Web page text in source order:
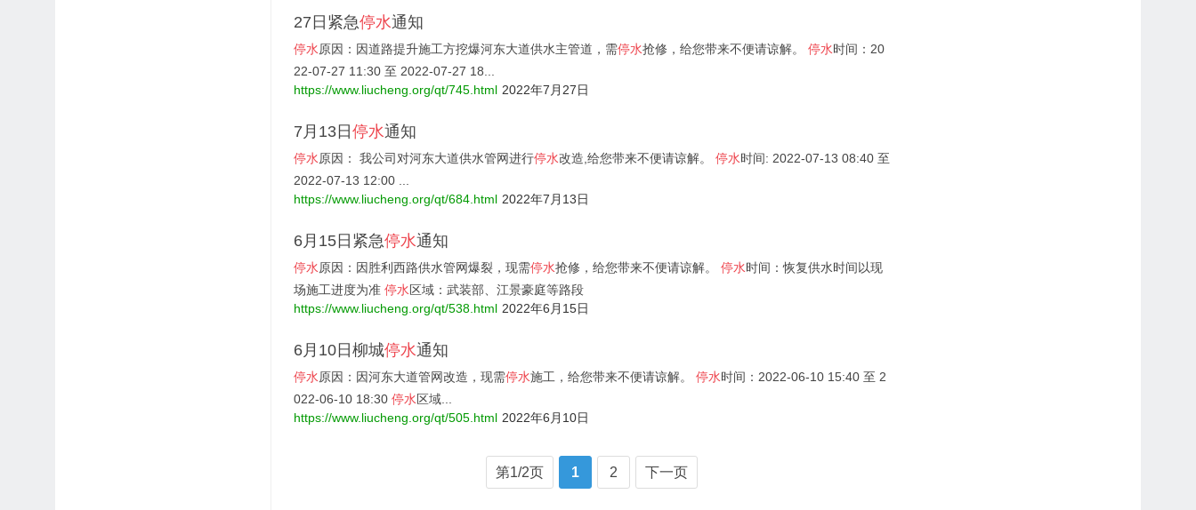
27日紧急停水通知
停水原因：因道路提升施工方挖爆河东大道供水主管道，需停水抢修，给您带来不便请谅解。 停水时间：20
22-07-27 11:30 至 2022-07-27 18...
https://www.liucheng.org/qt/745.html 2022年7月27日
7月13日 停水通知
停水原因： 我公司对河东大道供水管网进行停水改造,给您带来不便请谅解。 停水时间: 2022-07-13 08:40 至
2022-07-13 12:00 ...
https://www.liucheng.org/qt/684.html 2022年7月13日
6月15日紧急停水通知
停水原因：因胜利西路供水管网爆裂，现需停水抢修，给您带来不便请谅解。 停水时间：恢复供水时间以现
场施工进度为准 停水区域：武装部、江景豪庭等路段
https://www.liucheng.org/qt/538.html 2022年6月15日
6月10日柳城停水通知
停水原因：因河东大道管网改造，现需停水施工，给您带来不便请谅解。 停水时间：2022-06-10 15:40 至 2
022-06-10 18:30 停水区域...
https://www.liucheng.org/qt/505.html 2022年6月10日
第1/2页 1 2 下一页